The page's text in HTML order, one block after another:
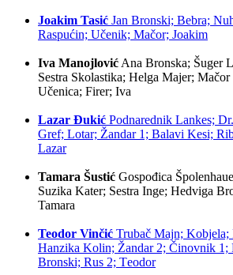
Joakim Tasić Jan Bronski; Bebra;
Raspućin; Učenik; Mačor; Joakim
Iva ManojlovićAna Bronska; Šuger
Sestra Skolastika; Helga Majer;
Učenica; Firer; Iva
Lazar Đukić Podnarednik Lankes;
Gref; Lotar; Žandar 1; Balavi Kesi;
Lazar
Tamara Šustić Gospođica
Suzika Kater; Sestra Inge; Hedviga
Tamara
Teodor Vinčić Trubač Majn; Kobjela;
Hanzika Kolin; Žandar 2; Činovnik 1;
Bronski; Rus 2; Tеodor